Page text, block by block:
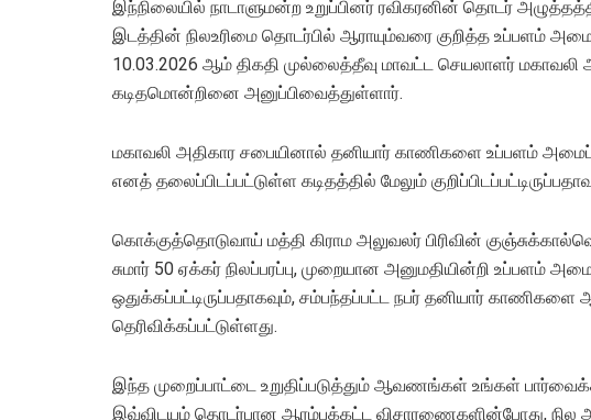
இந்நிலையில் நாடாளுமன்ற உறுப்பினர் ரவிகரனின் தொடர்
இடத்தின் நிலஉரிமை தொடர்பில் ஆராயும்வரை குறித்த உப்பளம்
10.03.2026 ஆம் திகதி முல்லைத்தீவு மாவட்ட செயலாளர் மகாவலி
கடிதமொன்றினை அனுப்பிவைத்துள்ளார்.
மகாவலி அதிகார சபையினால் தனியார் காணிகளை உப்பளம்
எனத் தலைப்பிடப்பட்டுள்ள கடிதத்தில் மேலும்
கொக்குத்தொடுவாய் மத்தி கிராம அலுவலர் பிரிவின்
சுமார் 50 ஏக்கர் நிலப்பரப்பு, முறையான அனுமதியின்றி உப்பளம்
ஒதுக்கப்பட்டிருப்பதாகவும், சம்பந்தப்பட்ட நபர் தனியார் காணிகளை
தெரிவிக்கப்பட்டுள்ளது.
இந்த முறைப்பாட்டை உறுதிப்படுத்தும் ஆவணங்கள் உங்கள்
இவ்விடயம் தொடர்பான ஆரம்பக்கட்ட விசாரணைகளின்போது, நில